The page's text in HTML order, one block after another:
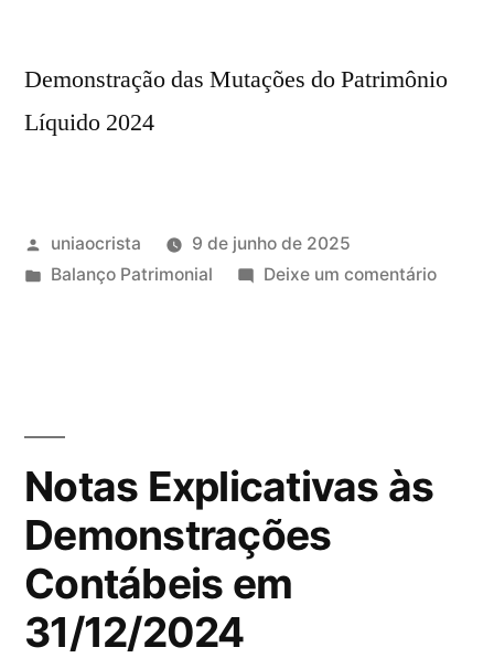
Demonstração das Mutações do Patrimônio
Líquido 2024
uniaocrista
9 de junho de 2025
Balanço Patrimonial
Deixe um comentário
Notas Explicativas às
Demonstrações
Contábeis em
31/12/2024